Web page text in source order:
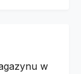
w